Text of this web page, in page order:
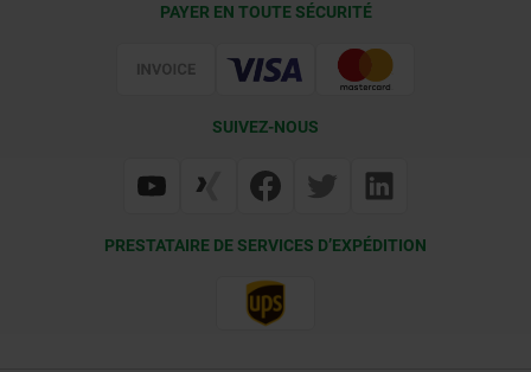
PAYER EN TOUTE SÉCURITÉ
SUIVEZ-NOUS
PRESTATAIRE DE SERVICES D’EXPÉDITION